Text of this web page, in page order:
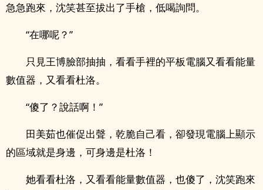
急急跑來，沈笑甚至拔出了手槍，低喝詢問。
“在哪呢？”
只見王博臉部抽抽，看看手裡的平板電腦又看看能量
數值器，又看看杜洛。
“傻了？說話啊！”
田美茹也催促出聲，乾脆自己看，卻發現電腦上顯示
的區域就是身邊，可身邊是杜洛！
她看看杜洛，又看看能量數值器，也傻了，沈笑跑來